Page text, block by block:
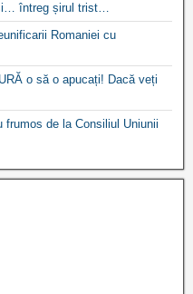
întreg șirul trist…
Romaniei cu
o să o apucați! Dacă veți
de la Consiliul Uniunii